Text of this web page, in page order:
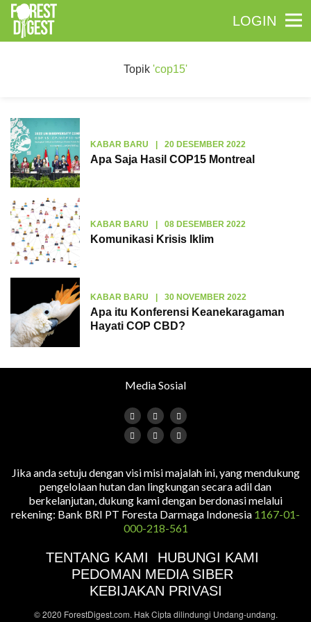
LOGIN
Topik 'cop15'
KABAR BARU | 20 DESEMBER 2022
Apa Saja Hasil COP15 Montreal
KABAR BARU | 08 DESEMBER 2022
Komunikasi Krisis Iklim
KABAR BARU | 30 NOVEMBER 2022
Apa itu Konferensi Keanekaragaman
Hayati COP CBD?
Media Sosial
Jika anda setuju dengan visi misi majalah ini, yang mendukung
pengelolaan hutan dan lingkungan secara adil dan
berkelanjutan, dukung kami dengan berdonasi melalui
rekening: Bank BRI PT Foresta Darmaga Indonesia 1167-01-
000-218-561
TENTANG KAMI
HUBUNGI KAMI
PEDOMAN MEDIA SIBER
KEBIJAKAN PRIVASI
© 2020 ForestDigest.com. Hak Cipta dilindungi Undang-undang.